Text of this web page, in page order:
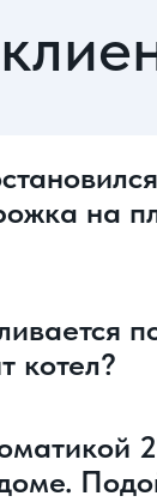
на
котел?